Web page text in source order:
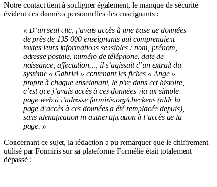
Notre contact tient à souligner également, le manque de sécurité
évident des données personnelles des enseignants :
« D’un seul clic, j’avais accès à une base de données
de près de 135 000 enseignants qui comprenaient
toutes leurs informations sensibles : nom, prénom,
adresse postale, numéro de téléphone, date de
naissance, affectation…, il s’agissait d’un extrait du
système « Gabriel » contenant les fiches « Ange »
propre à chaque enseignant, le pire dans cet histoire,
c’est que j’avais accès à ces données via un simple
page web à l’adresse formiris.org/checkens (nldr la
page d’accès à ces données a été remplacée depuis),
sans identification ni authentification à l’accès de la
page. »
Concernant ce sujet, la rédaction a pu remarquer que le chiffrement
utilisé par Formiris sur sa plateforme Formélie était totalement
dépassé :